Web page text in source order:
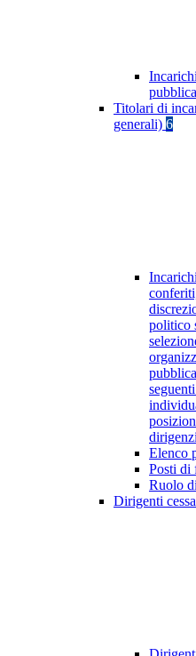
Titolari di
generali) 6
politico
Elenco
Posti di
Ruolo
Dirigenti